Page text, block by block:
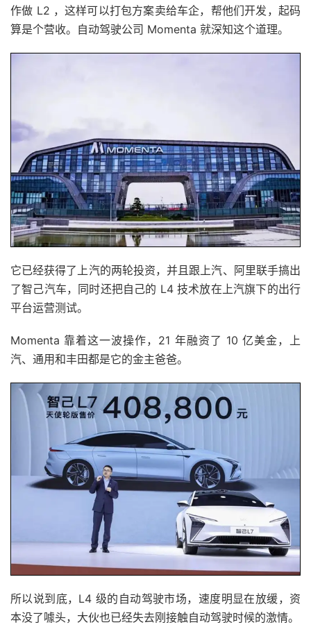
作做 L2 ，这样可以打包方案卖给车企，帮他们开发，起码
算是个营收。自动驾驶公司 Momenta 就深知这个道理。
它已经获得了上汽的两轮投资，并且跟上汽、阿里联手搞出
了智己汽车，同时还把自己的 L4 技术放在上汽旗下的出行
平台运营测试。
Momenta 靠着这一波操作，21 年融资了 10 亿美金，上
汽、通用和丰田都是它的金主爸爸。
所以说到底，L4 级的自动驾驶市场，速度明显在放缓，资
本没了噱头，大伙也已经失去刚接触自动驾驶时候的激情。